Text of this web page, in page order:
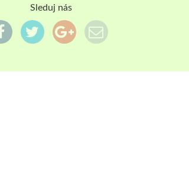
Sleduj nás